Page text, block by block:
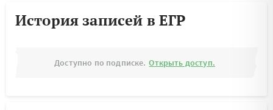
История записей в ЕГР
Доступно по подписке. Открыть доступ.